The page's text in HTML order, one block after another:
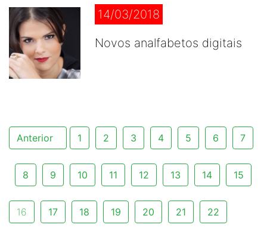
14/03/2018
Novos analfabetos digitais
Anterior 1 2 3 4 5 6 7
8 9 10 11 12 13 14 15
16 17 18 19 20 21 22